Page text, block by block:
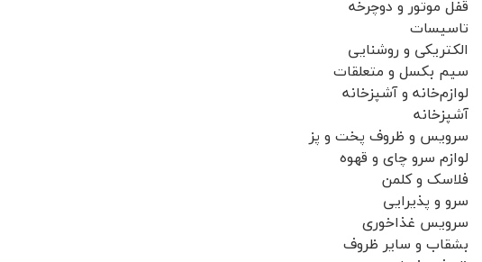
قفل موتور و دوچرخه
تاسیسات
الکتریکی و روشنایی
سیم بکسل و متعلقات
لوازم‌خانه و آشپزخانه
آشپزخانه
سرویس و ظروف پخت و پز
لوازم سرو چای و قهوه
فلاسک و کلمن
سرو و پذیرایی
سرویس غذاخوری
بشقاب و سایر ظروف